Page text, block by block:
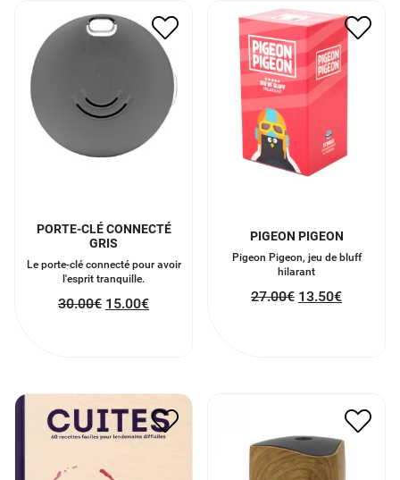
30.00€ 15.00
PORTE-CLÉ CONNECTÉ
GRIS
Le porte-clé connecté pour avoir
l'esprit tranquille.
30.00€ 15.00€
27.00€ 13.50
PIGEON PIGEON
Pigeon Pigeon, jeu de bluff
hilarant
27.00€ 13.50€